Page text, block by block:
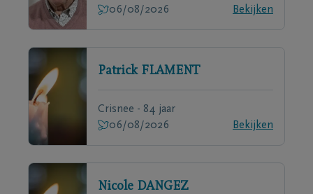
06/08/2026
Bekijken
Patrick FLAMENT
Crisnee - 84 jaar
06/08/2026
Bekijken
Nicole DANGEZ